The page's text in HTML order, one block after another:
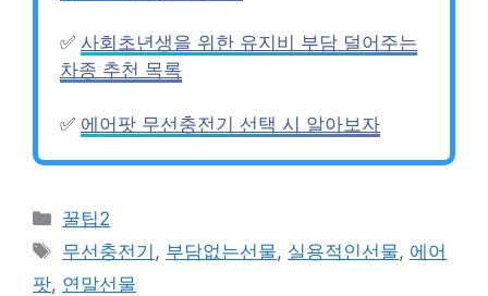
✅ 사회초년생을 위한 유지비 부담 덜어주는
차종 추천 목록
✅ 에어팟 무선충전기 선택 시 알아보자
Categories
꿀팁2
Tags
무선충전기 , 부담없는선물, 실용적인선물, 에어
팟, 연말선물